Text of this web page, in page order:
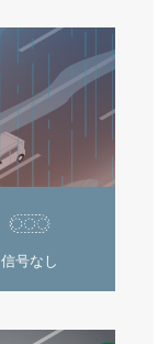
信号なし